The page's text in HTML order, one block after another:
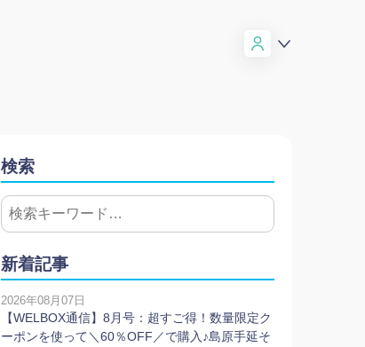
検索
新着記事
2026年08月07日
【WELBOX通信】8月号：超すご得！数量限定ク
ーポンを使って＼60％OFF／で購入♪島原手延そ